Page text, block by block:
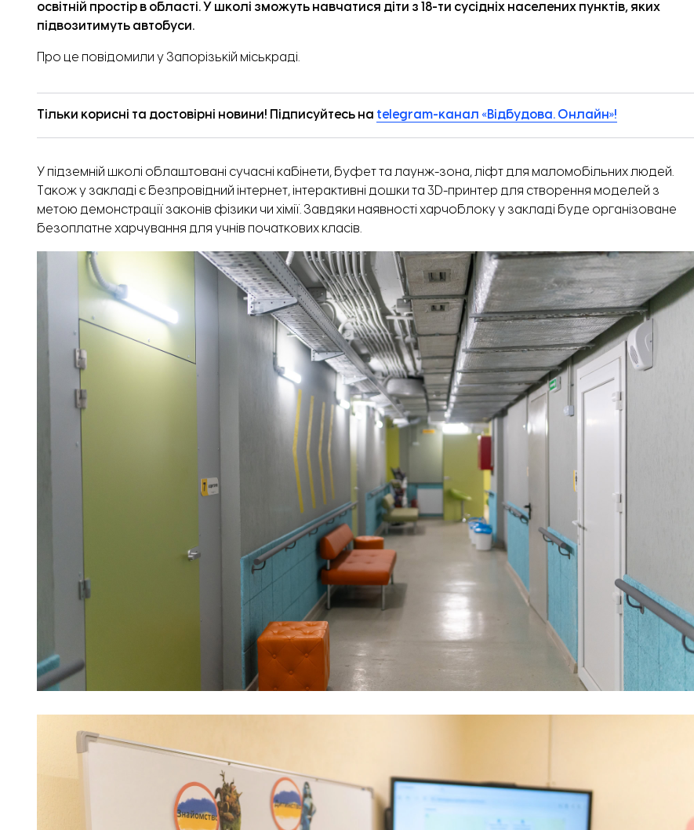
освітній простір в області. У школі зможуть навчатися діти з 18-ти сусідніх населених пунктів, яких
підвозитимуть автобуси.
Про це повідомили у Запорізькій міськраді.
Тільки корисні та достовірні новини! Підписуйтесь на telegram-канал «Відбудова. Онлайн»!
У підземній школі облаштовані сучасні кабінети, буфет та лаунж-зона, ліфт для маломобільних людей.
Також у закладі є безпровідний інтернет, інтерактивні дошки та 3D-принтер для створення моделей з
метою демонстрації законів фізики чи хімії. Завдяки наявності харчоблоку у закладі буде організоване
безоплатне харчування для учнів початкових класів.